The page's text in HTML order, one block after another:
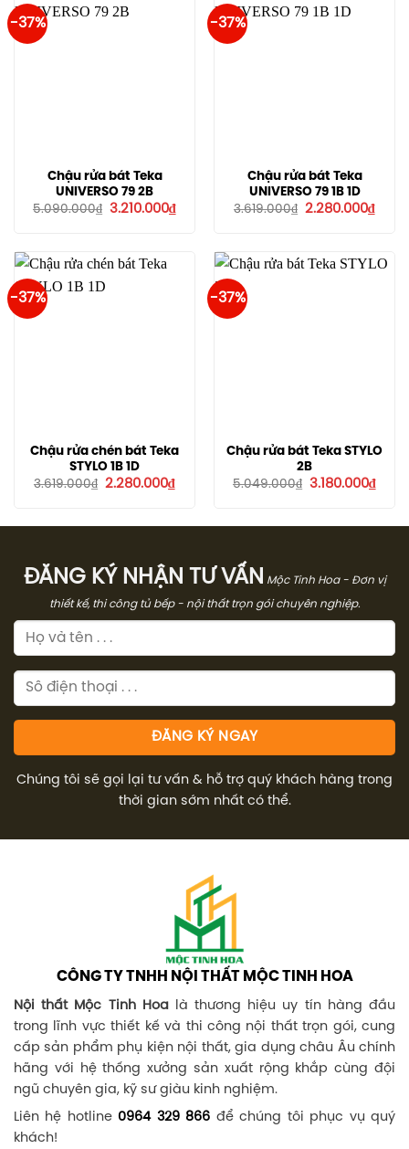
-37%
Chậu rửa bát Teka
UNIVERSO 79 2B
5.090.000₫ Giá
3.210.000₫Giá
hiện
3.210.000₫.
-37%
Chậu rửa bát Teka
UNIVERSO 79 1B 1D
3.619.000₫
Giá
2.280.000₫Giá
hiện
-37%
Chậu rửa chén bát Teka
STYLO 1B 1D
3.619.000₫
Giá
2.280.000₫Giá
hiện
2.280.000₫.
-37%
Chậu rửa bát Teka STYLO
2B
5.049.000₫ Giá
3.180.000₫Giá
hiện
ĐĂNG KÝ NHẬN TƯ VẤN Mộc Tinh Hoa - Đơn vị
thiết kế, thi công tủ bếp - nội thất trọn gói chuyên nghiệp.
Chúng tôi sẽ gọi lại tư vấn & hỗ trợ quý khách hàng trong
thời gian sớm nhất có thể.
CÔNG TY TNHH NỘI THẤT MỘC TINH HOA
Nội thất Mộc Tinh Hoalà thương hiệu uy tín hàng đầu
trong lĩnh vực thiết kế và thi công nội thất trọn gói, cung
cấp sản phẩm phụ kiện nội thất, gia dụng châu Âu chính
hãng với hệ thống xưởng sản xuất rộng khắp cùng đội
ngũ chuyên gia, kỹ sư giàu kinh nghiệm.
Liên hệ hotline 0964 329 866 để chúng tôi phục vụ quý
khách!